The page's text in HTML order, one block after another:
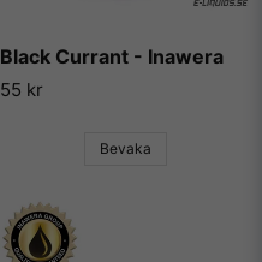
Black Currant - Inawera
55 kr
Bevaka